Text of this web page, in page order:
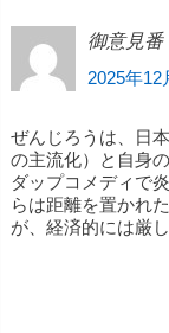
御意見番
2025年12
ぜんじろうは、日
の主流化）と自身
ダップコメディで
らは距離を置かれ
が、経済的には厳